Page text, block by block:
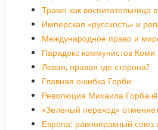
Трамп как воспитательница
Имперская «русскость» и
Международное право и
Парадокс коммунистов Коми
Левая, правая где сторона?
Главная ошибка Горби
Революция Михаила
«Зеленый переход»
Европа: равноправный союз